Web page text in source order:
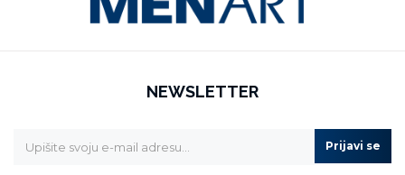
NEWSLETTER
Prijavi se